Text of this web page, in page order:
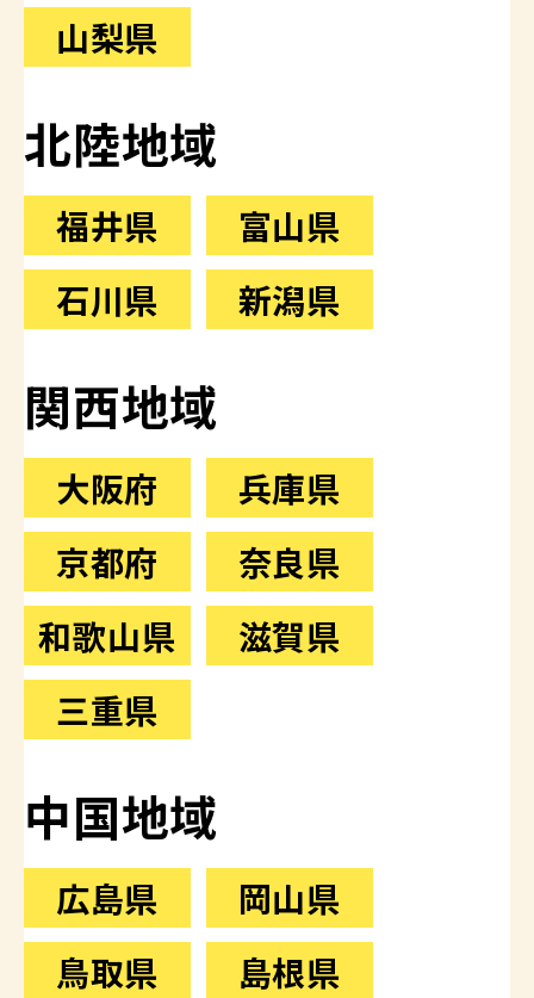
山梨県
北陸地域
福井県
富山県
石川県
新潟県
関西地域
大阪府
兵庫県
京都府
奈良県
和歌山県
滋賀県
三重県
中国地域
広島県
岡山県
鳥取県
島根県